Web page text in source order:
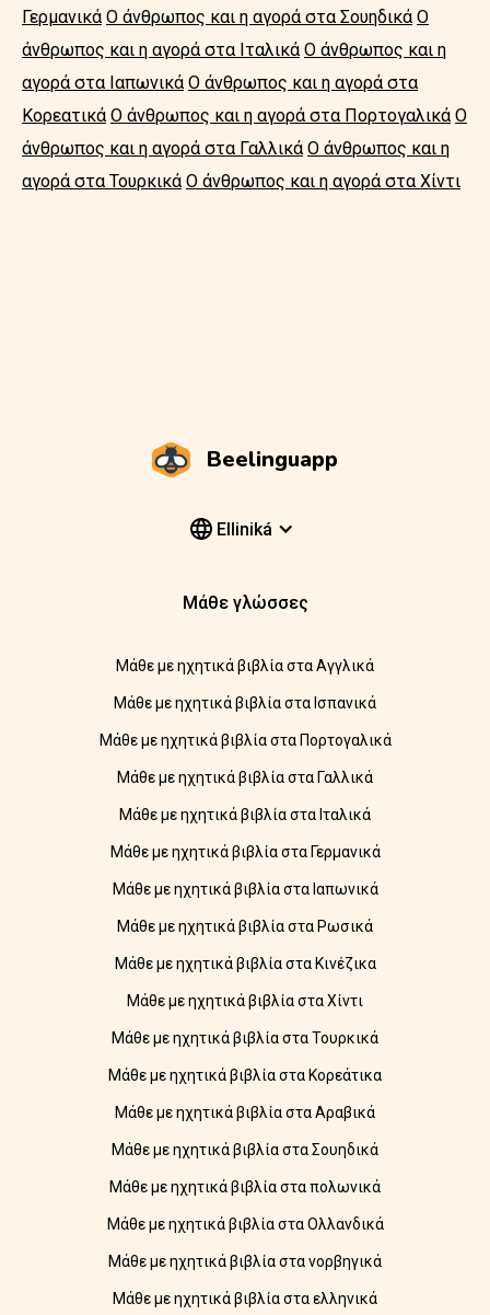
Γερμανικά Ο άνθρωπος και η αγορά στα Σουηδικά Ο
άνθρωπος και η αγορά στα Ιταλικά Ο άνθρωπος και η
αγορά στα Ιαπωνικά Ο άνθρωπος και η αγορά στα
Κορεατικά Ο άνθρωπος και η αγορά στα Πορτογαλικά Ο
άνθρωπος και η αγορά στα Γαλλικά Ο άνθρωπος και η
αγορά στα Τουρκικά Ο άνθρωπος και η αγορά στα Χίντι
Beelinguapp
Elliniká
Μάθε γλώσσες
Μάθε με ηχητικά βιβλία στα Αγγλικά
Μάθε με ηχητικά βιβλία στα Ισπανικά
Μάθε με ηχητικά βιβλία στα Πορτογαλικά
Μάθε με ηχητικά βιβλία στα Γαλλικά
Μάθε με ηχητικά βιβλία στα Ιταλικά
Μάθε με ηχητικά βιβλία στα Γερμανικά
Μάθε με ηχητικά βιβλία στα Ιαπωνικά
Μάθε με ηχητικά βιβλία στα Ρωσικά
Μάθε με ηχητικά βιβλία στα Κινέζικα
Μάθε με ηχητικά βιβλία στα Χίντι
Μάθε με ηχητικά βιβλία στα Τουρκικά
Μάθε με ηχητικά βιβλία στα Κορεάτικα
Μάθε με ηχητικά βιβλία στα Αραβικά
Μάθε με ηχητικά βιβλία στα Σουηδικά
Μάθε με ηχητικά βιβλία στα πολωνικά
Μάθε με ηχητικά βιβλία στα Ολλανδικά
Μάθε με ηχητικά βιβλία στα νορβηγικά
Μάθε με ηχητικά βιβλία στα ελληνικά